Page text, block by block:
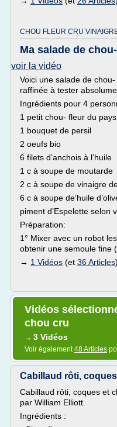
CHOU FLEUR CRU
Ma salade de
voir la vidéo
Voici une salade de
raffinée à tester
Ingrédients pour 4
1 petit chou- fleur du
1 bouquet de persil
2 oeufs bio
6 filets d’anchois à l’huile
1 c à soupe de moutarde
2 c à soupe de vinaigre
6 c à soupe de’huile
piment d’Espelette selon
Préparation:
1° Mixer avec un robot
obtenir une semoule fine
→ 1 Vidéos (et 36 Articles
Vidéos
chou cru
→ 3 Vidéos
Voir également48 Articles
Cabillaud rôti,
Cabillaud rôti, coques et
par William Elliott.
Ingrédients :